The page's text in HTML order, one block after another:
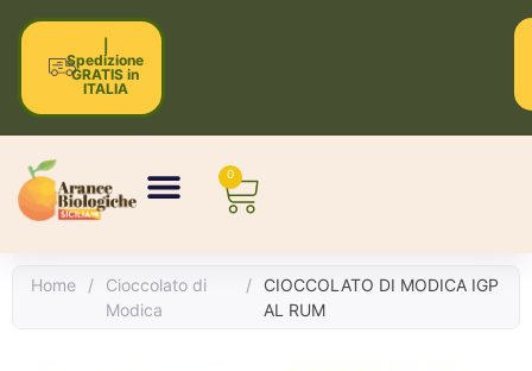
Spedizione
GRATIS in
ITALIA
0
Home /
Cioccolato di
Modica
/
CIOCCOLATO DI MODICA IGP
AL RUM